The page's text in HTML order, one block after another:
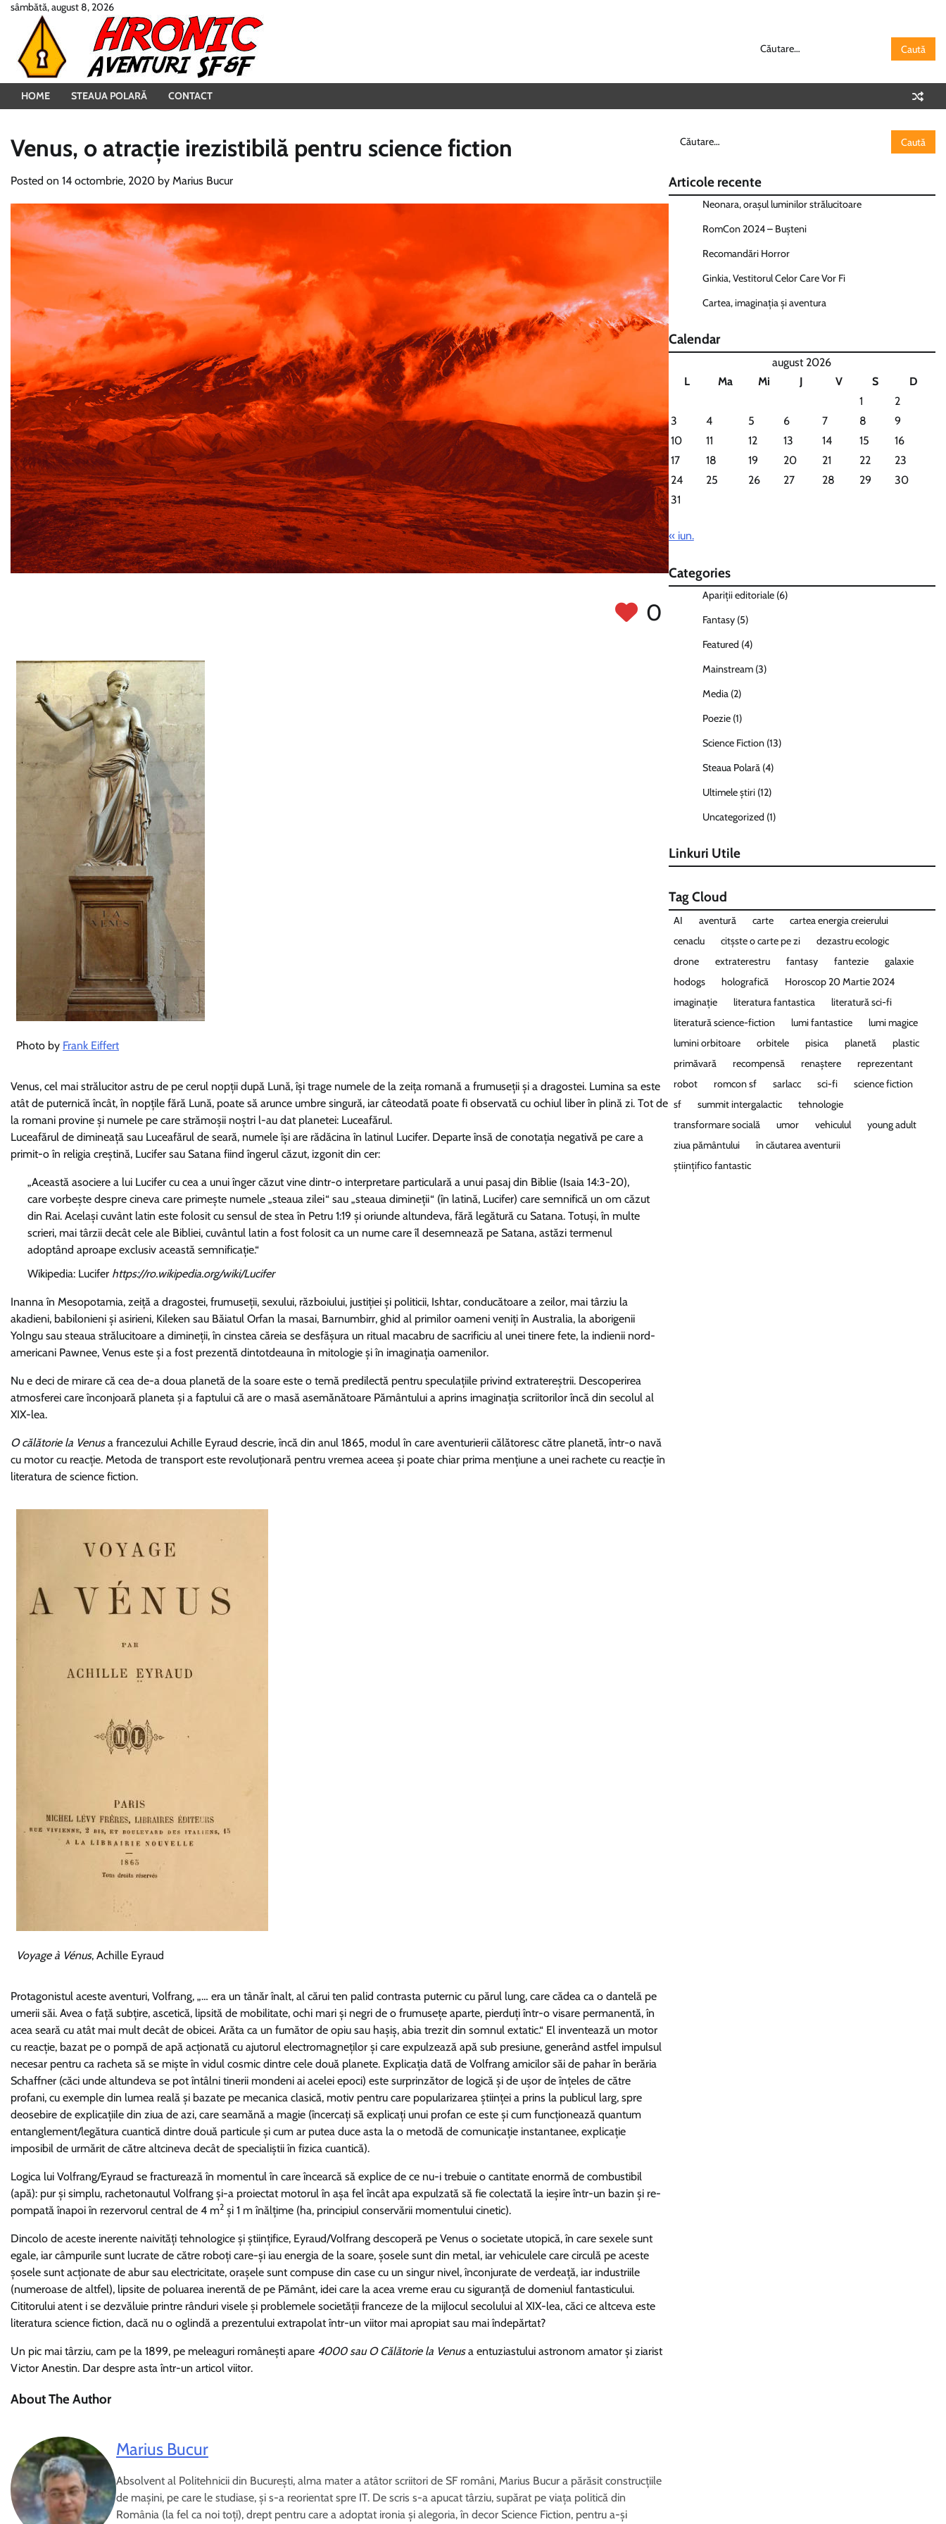
Skip
content
sâmbătă, august 8, 2026
Caută
HOME STEAUA POLARĂ CONTACT
Venus, o atracție irezistibilă pentru science fiction
Posted on 14 octombrie, 2020 by Marius Bucur
0
Photo by Frank Eiffert
Venus, cel mai strălucitor astru de pe cerul nopții după Lună, își trage numele de la zeița romană a frumuseții și a dragostei. Lumina sa este
atât de puternică încât, în nopțile fără Lună, poate să arunce umbre singură, iar câteodată poate fi observată cu ochiul liber în plină zi. Tot de
la romani provine și numele pe care strămoșii noștri l-au dat planetei: Luceafărul.
Luceafărul de dimineață sau Luceafărul de seară, numele își are rădăcina în latinul Lucifer. Departe însă de conotația negativă pe care a
primit-o în religia creștină, Lucifer sau Satana fiind îngerul căzut, izgonit din cer:
„Această asociere a lui Lucifer cu cea a unui înger căzut vine dintr-o interpretare particulară a unui pasaj din Biblie (Isaia 14:3-20),
care vorbește despre cineva care primește numele „steaua zilei“ sau „steaua dimineții“ (în latină, Lucifer) care semnifică un om căzut
din Rai. Același cuvânt latin este folosit cu sensul de stea în Petru 1:19 și oriunde altundeva, fără legătură cu Satana. Totuși, în multe
scrieri, mai târzii decât cele ale Bibliei, cuvântul latin a fost folosit ca un nume care îl desemnează pe Satana, astăzi termenul
adoptând aproape exclusiv această semnificație.“
Wikipedia: Lucifer https://ro.wikipedia.org/wiki/Lucifer
Inanna în Mesopotamia, zeiță a dragostei, frumuseții, sexului, războiului, justiției și politicii, Ishtar, conducătoare a zeilor, mai târziu la
akadieni, babilonieni și asirieni, Kileken sau Băiatul Orfan la masai, Barnumbirr, ghid al primilor oameni veniți în Australia, la aborigenii
Yolngu sau steaua strălucitoare a dimineții, în cinstea căreia se desfășura un ritual macabru de sacrificiu al unei tinere fete, la indienii nord-
americani Pawnee, Venus este și a fost prezentă dintotdeauna în mitologie și în imaginația oamenilor.
Nu e deci de mirare că cea de-a doua planetă de la soare este o temă predilectă pentru speculațiile privind extratereștrii. Descoperirea
atmosferei care înconjoară planeta și a faptului că are o masă asemănătoare Pământului a aprins imaginația scriitorilor încă din secolul al
XIX-lea.
O călătorie la Venusa francezului Achille Eyraud descrie, încă din anul 1865, modul în care aventurierii călătoresc către planetă, într-o navă
cu motor cu reacție. Metoda de transport este revoluționară pentru vremea aceea și poate chiar prima mențiune a unei rachete cu reacție în
literatura de science fiction.
Voyage à Vénus, Achille Eyraud
Protagonistul aceste aventuri, Volfrang, „… era un tânăr înalt, al cărui ten palid contrasta puternic cu părul lung, care cădea ca o dantelă pe
umerii săi. Avea o față subțire, ascetică, lipsită de mobilitate, ochi mari și negri de o frumusețe aparte, pierduți într-o visare permanentă, în
acea seară cu atât mai mult decât de obicei. Arăta ca un fumător de opiu sau hașiș, abia trezit din somnul extatic.“ El inventează un motor
cu reacție, bazat pe o pompă de apă acționată cu ajutorul electromagneților și care expulzează apă sub presiune, generând astfel impulsul
necesar pentru ca racheta să se miște în vidul cosmic dintre cele două planete. Explicația dată de Volfrang amicilor săi de pahar în berăria
Schaffner (căci unde altundeva se pot întâlni tinerii mondeni ai acelei epoci) este surprinzător de logică și de ușor de înțeles de către
profani, cu exemple din lumea reală și bazate pe mecanica clasică, motiv pentru care popularizarea științei a prins la publicul larg, spre
deosebire de explicațiile din ziua de azi, care seamănă a magie (încercați să explicați unui profan ce este și cum funcționează quantum
entanglement/legătura cuantică dintre două particule și cum ar putea duce asta la o metodă de comunicație instantanee, explicație
imposibil de urmărit de către altcineva decât de specialiștii în fizica cuantică).
Logica lui Volfrang/Eyraud se fracturează în momentul în care încearcă să explice de ce nu-i trebuie o cantitate enormă de combustibil
(apă): pur și simplu, rachetonautul Volfrang și-a proiectat motorul în așa fel încât apa expulzată să fie colectată la ieșire într-un bazin și re-
pompată înapoi în rezervorul central de 4 m2 și 1 m înălțime (ha, principiul conservării momentului cinetic).
Dincolo de aceste inerente naivități tehnologice și științifice, Eyraud/Volfrang descoperă pe Venus o societate utopică, în care sexele sunt
egale, iar câmpurile sunt lucrate de către roboți care-și iau energia de la soare, șosele sunt din metal, iar vehiculele care circulă pe aceste
șosele sunt acționate de abur sau electricitate, orașele sunt compuse din case cu un singur nivel, înconjurate de verdeață, iar industriile
(numeroase de altfel), lipsite de poluarea inerentă de pe Pământ, idei care la acea vreme erau cu siguranță de domeniul fantasticului.
Cititorului atent i se dezvăluie printre rânduri visele și problemele societății franceze de la mijlocul secolului al XIX-lea, căci ce altceva este
literatura science fiction, dacă nu o oglindă a prezentului extrapolat într-un viitor mai apropiat sau mai îndepărtat?
Un pic mai târziu, cam pe la 1899, pe meleaguri românești apare 4000 sau O Călătorie la Venusa entuziastului astronom amator și ziarist
Victor Anestin. Dar despre asta într-un articol viitor.
About The Author
Marius Bucur
Absolvent al Politehnicii din București, alma mater a atâtor scriitori de SF români, Marius Bucur a părăsit construcțiile
de mașini, pe care le studiase, și s-a reorientat spre IT. De scris s-a apucat târziu, supărat pe viața politică din
România (la fel ca noi toți), drept pentru care a adoptat ironia și alegoria, în decor Science Fiction, pentru a-și
Caută
Articole recente
Neonara, orașul luminilor strălucitoare
RomCon 2024 – Bușteni
Recomandări Horror
Ginkia, Vestitorul Celor Care Vor Fi
Cartea, imaginația și aventura
Calendar
august 2026
L
Ma Mi J V S
D
1
2
3
4 5 6 7 8
9
10
11 12 13 14 15
16
17
18 19 20 21 22
23
24
25 26 27 28 29
30
31
« iun.
Categories
Apariții editoriale(6)
Fantasy(5)
Featured (4)
Mainstream(3)
Media(2)
Poezie(1)
Science Fiction(13)
Steaua Polară(4)
Ultimele știri(12)
Uncategorized (1)
Linkuri Utile
Tag Cloud
AI aventură carte
cartea energia creierului
cenaclu
citșste o carte pe zi
dezastru ecologic
drone
extraterestru fantasy fantezie
galaxie
hodogs
holografică
Horoscop 20 Martie 2024
imaginație
literatura fantastica
literatură sci-fi
literatură science-fiction
lumi fantastice
lumi magice
lumini orbitoare
orbitele pisica planetă
plastic
primăvară
recompensă renaștere
reprezentant
robot
romcon sf sarlacc sci-fi
science fiction
sf
summit intergalactic
tehnologie
transformare socială
umor vehiculul
young adult
ziua pământului
în căutarea aventurii
științifico fantastic